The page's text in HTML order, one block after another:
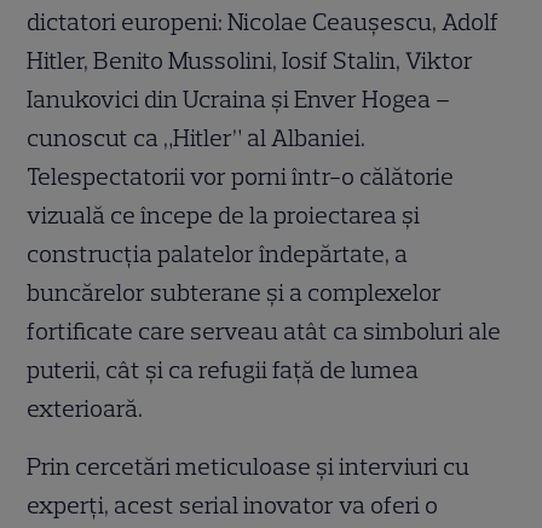
dictatori europeni: Nicolae Ceaușescu, Adolf
Hitler, Benito Mussolini, Iosif Stalin, Viktor
Ianukovici din Ucraina și Enver Hogea –
cunoscut ca „Hitler” al Albaniei.
Telespectatorii vor porni într-o călătorie
vizuală ce începe de la proiectarea și
construcția palatelor îndepărtate, a
buncărelor subterane și a complexelor
fortificate care serveau atât ca simboluri ale
puterii, cât și ca refugii față de lumea
exterioară.
Prin cercetări meticuloase și interviuri cu
experți, acest serial inovator va oferi o